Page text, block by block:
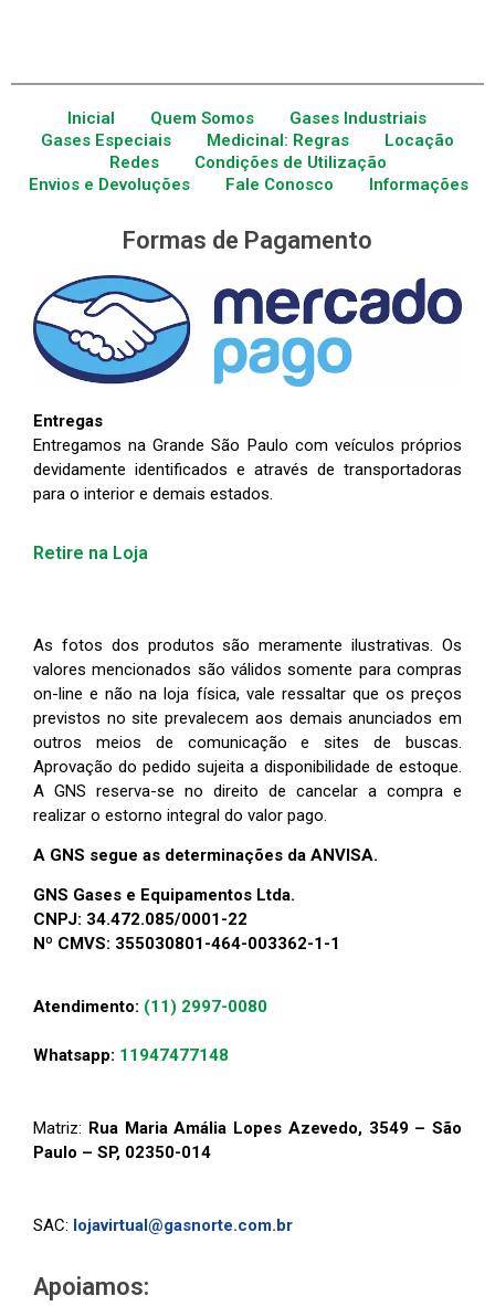
Inicial Quem Somos
Gases Industriais
Gases Especiais
Medicinal: Regras
Locação
Redes
Condições de Utilização
Envios e Devoluções
Fale Conosco Informações
Formas de Pagamento
Entregas
Entregamos na Grande São Paulo com veículos próprios
devidamente identificados e através de transportadoras
para o interior e demais estados.
Retire na Loja
As fotos dos produtos são meramente ilustrativas. Os
valores mencionados são válidos somente para compras
on-line e não na loja física, vale ressaltar que os preços
previstos no site prevalecem aos demais anunciados em
outros meios de comunicação e sites de buscas.
Aprovação do pedido sujeita a disponibilidade de estoque.
A GNS reserva-se no direito de cancelar a compra e
realizar o estorno integral do valor pago.
A GNS segue as determinações da ANVISA.
GNS Gases e Equipamentos Ltda.
CNPJ: 34.472.085/0001-22
Nº CMVS: 355030801-464-003362-1-1
Atendimento: (11) 2997-0080
Whatsapp: 11947477148
Matriz: Rua Maria Amália Lopes Azevedo, 3549 – São
Paulo – SP, 02350-014
SAC: lojavirtual@gasnorte.com.br
Apoiamos: